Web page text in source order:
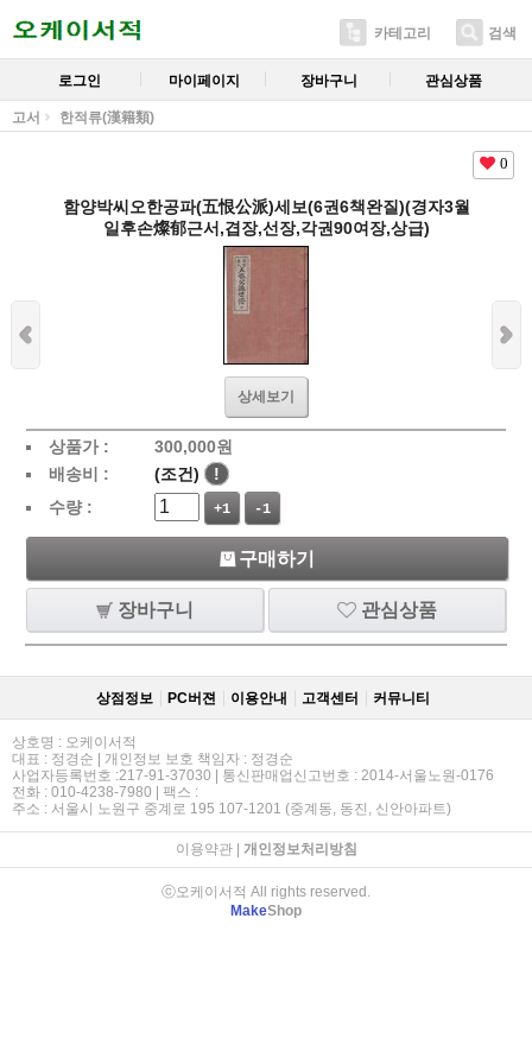
카테고리 검색
로그인 마이페이지 장바구니 관심상품
고서 한적류(漢籍類)
0
함양박씨오한공파(五恨公派)세보(6권6책완질)(경자3월
일후손燦郁근서,겹장,선장,각권90여장,상급)
상세보기
상품가 : 300,000원
배송비 :
(조건)
!
수량 :
+1 -1
구매하기
장바구니 관심상품
상점정보 PC버젼 이용안내 고객센터 커뮤니티
상호명 : 오케이서적
대표 : 정경순 | 개인정보 보호 책임자 : 정경순
사업자등록번호 :217-91-37030 | 통신판매업신고번호 : 2014-서울노원-0176
전화 : 010-4238-7980 | 팩스 :
주소 : 서울시 노원구 중계로 195 107-1201 (중계동, 동진, 신안아파트)
이용약관| 개인정보처리방침
ⓒ오케이서적 All rights reserved.
MakeShop